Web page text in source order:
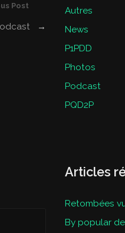
Post
→
Autres
News
P1PDD
Photos
Podcast
PQD2P
Articles
Retombées
By popular